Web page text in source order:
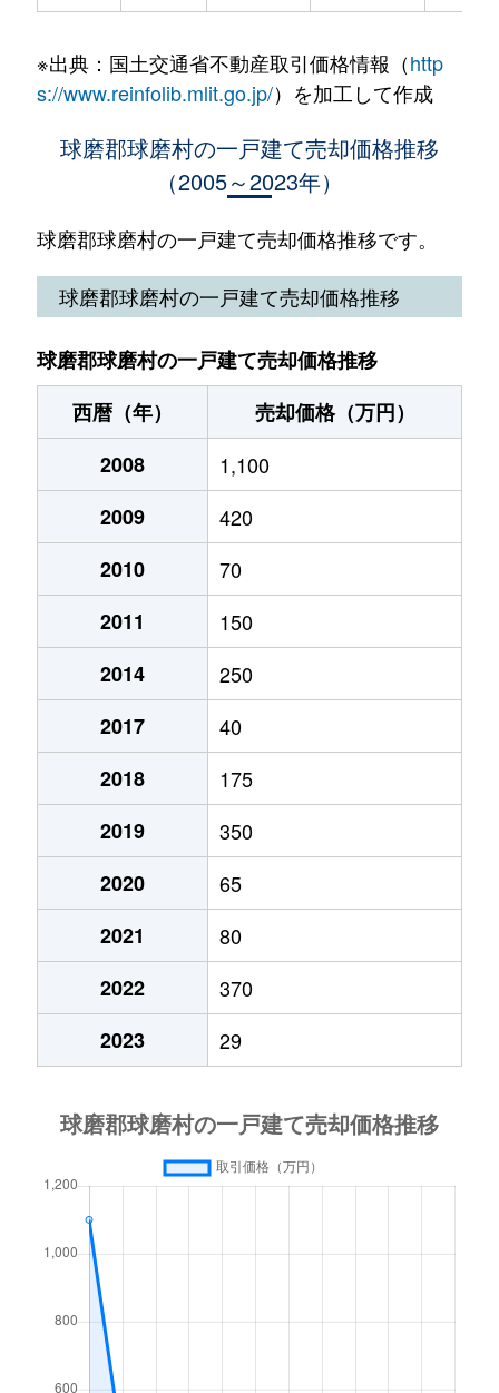
※出典：国土交通省不動産取引価格情報（http
s://www.reinfolib.mlit.go.jp/）を加工して作成
球磨郡球磨村の一戸建て売却価格推移
（2005～2023年）
球磨郡球磨村の一戸建て売却価格推移です。
球磨郡球磨村の一戸建て売却価格推移
球磨郡球磨村の一戸建て売却価格推移
西暦（年）
売却価格（万円）
2008
1,100
2009
420
2010
70
2011
150
2014
250
2017
40
2018
175
2019
350
2020
65
2021
80
2022
370
2023
29